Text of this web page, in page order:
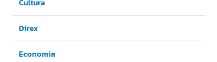
Cultura
Direx
Economia